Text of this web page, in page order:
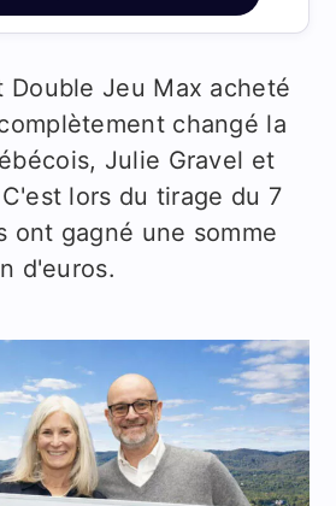
Double Jeu Max acheté
changé la
Julie Gravel et
lors du tirage du 7
ont gagné une somme
d'euros.